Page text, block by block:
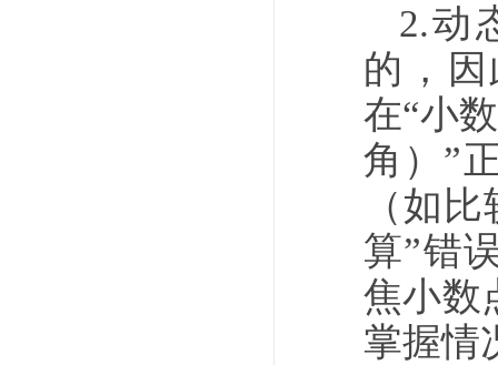
2.动
的，
在“小
角）”
（如
算”错
焦小数
掌握情